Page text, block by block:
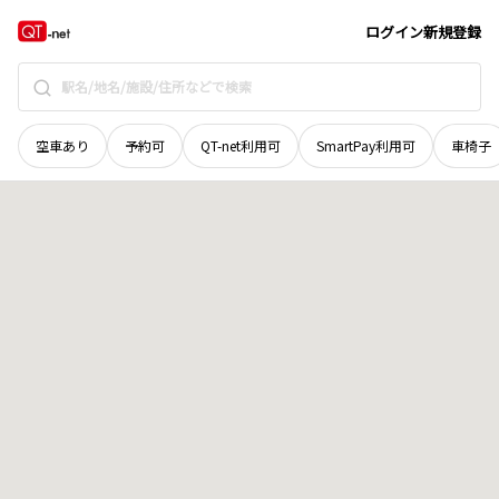
ログイン新規登録
空車あり 予約可 QT-net利用可 SmartPay利用可 車椅子
和歌山県